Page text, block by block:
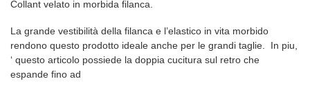
Collant velato in morbida filanca.
La grande vestibilità della filanca e l’elastico in vita morbido
rendono questo prodotto ideale anche per le grandi taglie. In piu,
‘ questo articolo possiede la doppia cucitura sul retro che
espande fino ad